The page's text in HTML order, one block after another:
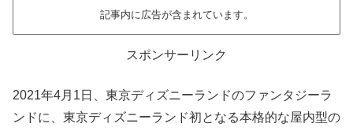
記事内に広告が含まれています。
スポンサーリンク
2021年4月1日、東京ディズニーランドのファンタジーラ
ンドに、東京ディズニーランド初となる本格的な屋内型の